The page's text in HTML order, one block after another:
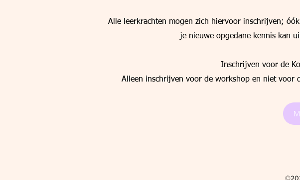
Alle leerkrachten mogen zich hiervoor inschrijven;
je nieuwe opgedane kennis kan
Inschrijven voor de
Alleen inschrijven voor de workshop en niet voor